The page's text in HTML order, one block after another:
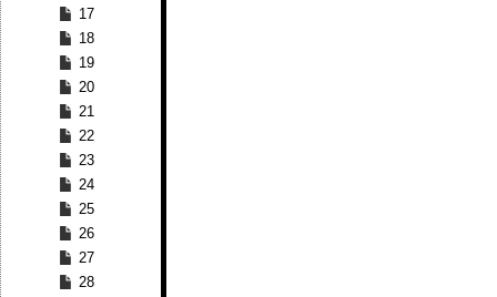
17
18
19
20
21
22
23
24
25
26
27
28